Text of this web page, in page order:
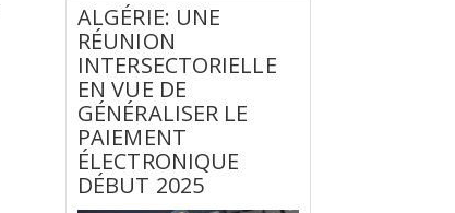
ALGÉRIE: UNE
RÉUNION
INTERSECTORIELLE
EN VUE DE
GÉNÉRALISER LE
PAIEMENT
ÉLECTRONIQUE
DÉBUT 2025